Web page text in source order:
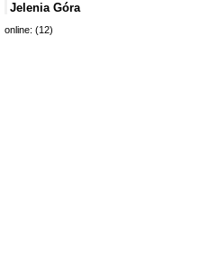
Jelenia Góra
online: (12)